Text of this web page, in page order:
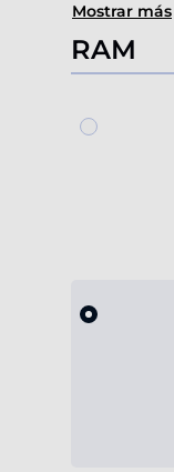
Mostrar más
RAM